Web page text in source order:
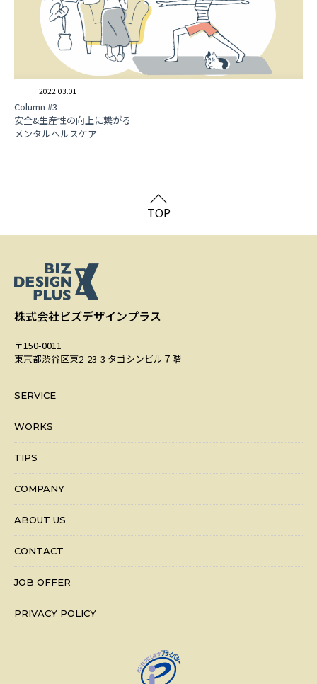
2022.03.01
Column #3
安全&生産性の向上に繋がる
メンタルヘルスケア
TOP
株式会社ビズデザインプラス
〒150-0011
東京都渋谷区東2-23-3 タゴシンビル７階
SERVICE
WORKS
TIPS
COMPANY
ABOUT US
CONTACT
JOB OFFER
PRIVACY POLICY